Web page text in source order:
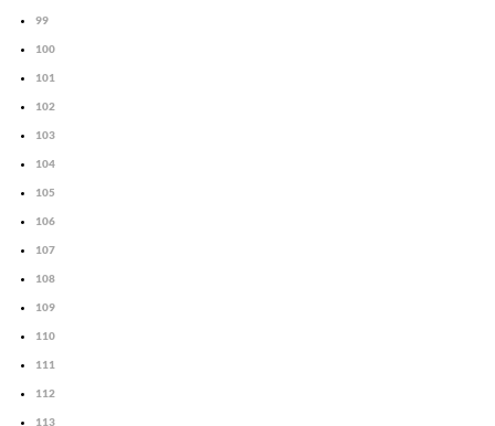
99
100
101
102
103
104
105
106
107
108
109
110
111
112
113